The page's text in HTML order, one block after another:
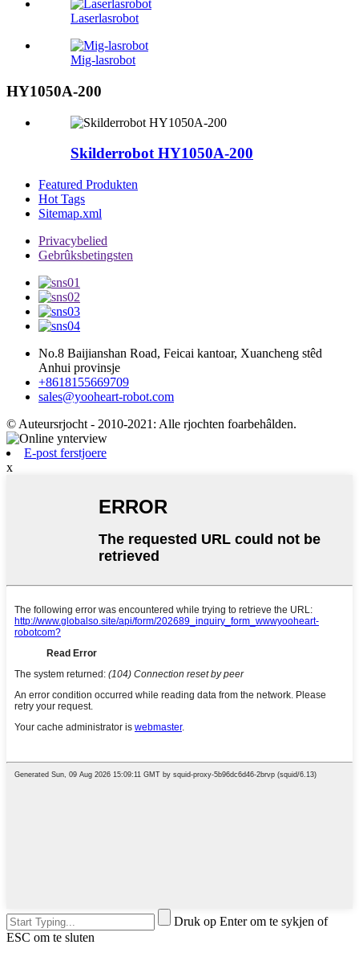
Laserlasrobot
Mig-lasrobot
HY1050A-200
Skilderrobot HY1050A-200
Featured Produkten
Hot Tags
Sitemap.xml
Privacybelied
Gebrûksbetingsten
No.8 Baijianshan Road, Feicai kantoar, Xuancheng stêd
Anhui provinsje
+8618155669709
sales@yooheart-robot.com
© Auteursrjocht - 2010-2021: Alle rjochten foarbehâlden.
E-post ferstjoere
x
Druk op Enter om te sykjen of
ESC om te sluten